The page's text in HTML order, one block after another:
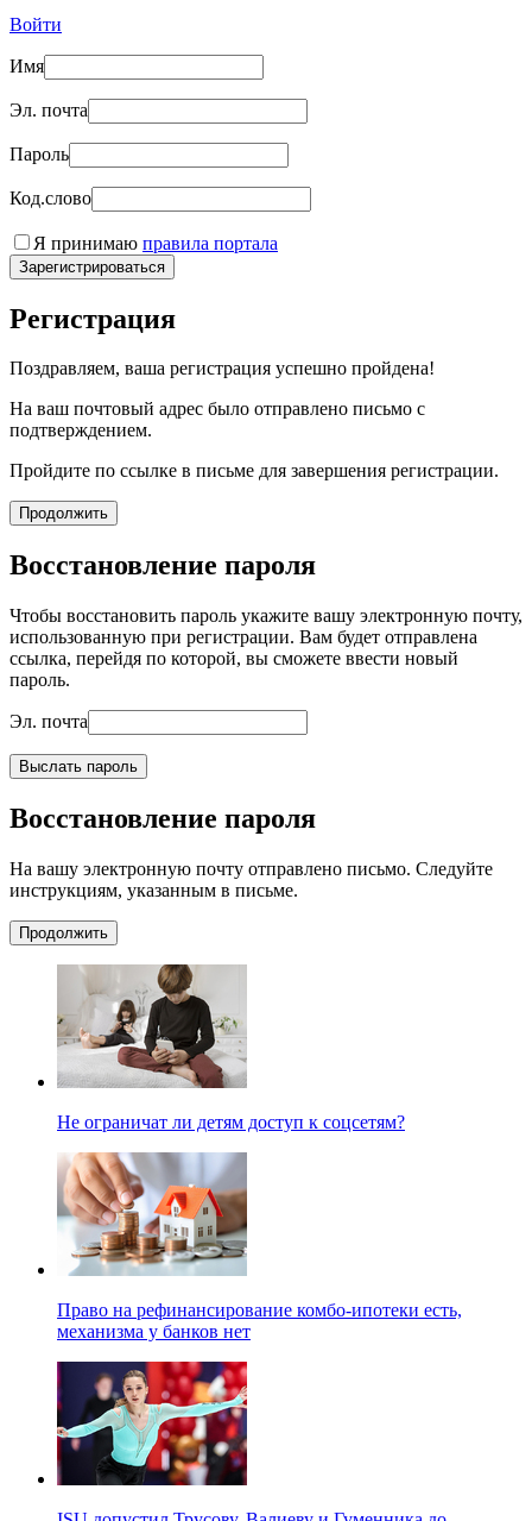
Войти
Имя
Эл. почта
Пароль
Код.слово
Я принимаю правила портала
Зарегистрироваться
Регистрация
Поздравляем, ваша регистрация успешно пройдена!
На ваш почтовый адрес было отправлено письмо с
подтверждением.
Пройдите по ссылке в письме для завершения регистрации.
Продолжить
Восстановление пароля
Чтобы восстановить пароль укажите вашу электронную почту,
использованную при регистрации. Вам будет отправлена
ссылка, перейдя по которой, вы сможете ввести новый
пароль.
Эл. почта
Выслать пароль
Восстановление пароля
На вашу электронную почту отправлено письмо. Следуйте
инструкциям, указанным в письме.
Продолжить
Не ограничат ли детям доступ к соцсетям?
Право на рефинансирование комбо-ипотеки есть,
механизма у банков нет